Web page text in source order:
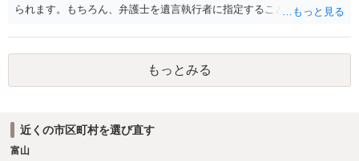
られます。もちろん、弁護士を遺言執行者に指定することもできます
方に再委任の権限を付与しておくという方法もあります。 一度、弁護
士に直接ご相談されることをお勧めいたします。
もっとみる
近くの市区町村を選び直す
富山